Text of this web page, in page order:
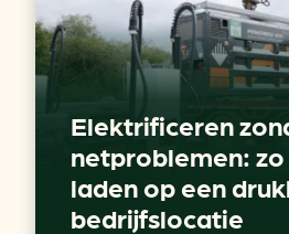
Elektrificeren
netproblemen:
laden op een
bedrijfslocatie